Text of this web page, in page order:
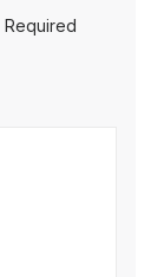
Required